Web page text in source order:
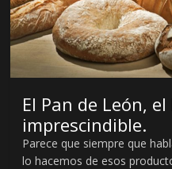
El Pan de León,
imprescindible.
Parece que siempre que
lo hacemos de esos